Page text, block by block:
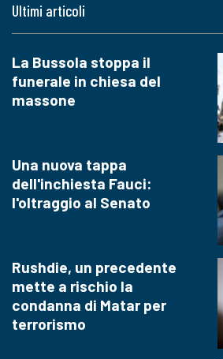
Ultimi articoli
La Bussola stoppa il
funerale in chiesa del
massone
Una nuova tappa
dell'inchiesta Fauci:
l'oltraggio al Senato
Rushdie, un precedente
mette a rischio la
condanna di Matar per
terrorismo